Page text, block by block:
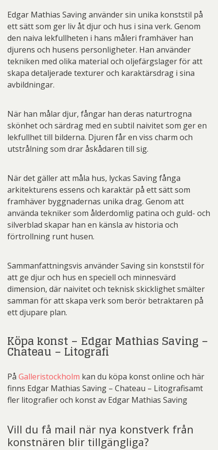
Edgar Mathias Saving använder sin unika konststil på
ett sätt som ger liv åt djur och hus i sina verk. Genom
den naiva lekfullheten i hans måleri framhäver han
djurens och husens personligheter. Han använder
tekniken med olika material och oljefärgslager för att
skapa detaljerade texturer och karaktärsdrag i sina
avbildningar.
När han målar djur, fångar han deras naturtrogna
skönhet och särdrag med en subtil naivitet som ger en
lekfullhet till bilderna. Djuren får en viss charm och
utstrålning som drar åskådaren till sig.
När det gäller att måla hus, lyckas Saving fånga
arkitekturens essens och karaktär på ett sätt som
framhäver byggnadernas unika drag. Genom att
använda tekniker som ålderdomlig patina och guld- och
silverblad skapar han en känsla av historia och
förtrollning runt husen.
Sammanfattningsvis använder Saving sin konststil för
att ge djur och hus en speciell och minnesvärd
dimension, där naivitet och teknisk skicklighet smälter
samman för att skapa verk som berör betraktaren på
ett djupare plan.
Köpa konst – Edgar Mathias Saving –
Chateau – Litografi
På Galleristockholm kan du köpa konst online och här
finns Edgar Mathias Saving – Chateau – Litografisamt
fler litografier och konst av Edgar Mathias Saving
Vill du få mail när nya konstverk från
konstnären blir tillgängliga?